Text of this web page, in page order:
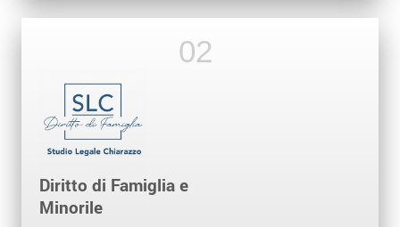
Diritto di Famiglia e
Minorile